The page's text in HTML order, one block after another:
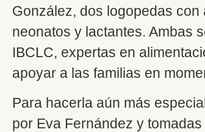
González, dos logopedas
neonatos y lactantes. Ambas
IBCLC, expertas en
apoyar a las familias en
Para hacerla aún más
por Eva Fernández y